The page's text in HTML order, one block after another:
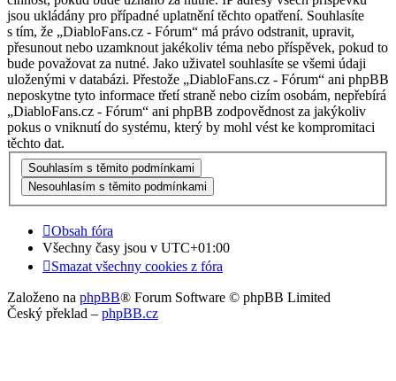
jsou ukládány pro případné uplatnění těchto opatření. Souhlasíte
s tím, že „DiabloFans.cz - Fórum“ má právo odstranit, upravit,
přesunout nebo uzamknout jakékoliv téma nebo příspěvek, pokud to
bude považovat za nutné. Jako uživatel souhlasíte se všemi údaji
uloženými v databázi. Přestože „DiabloFans.cz - Fórum“ ani phpBB
neposkytne tyto informace třetí straně nebo cizím osobám, nepřebírá
„DiabloFans.cz - Fórum“ ani phpBB zodpovědnost za jakýkoliv
pokus o vniknutí do systému, který by mohl vést ke kompromitaci
těchto dat.
Obsah fóra
Všechny časy jsou v UTC+01:00
Smazat všechny cookies z fóra
Založeno na phpBB® Forum Software © phpBB Limited
Český překlad – phpBB.cz